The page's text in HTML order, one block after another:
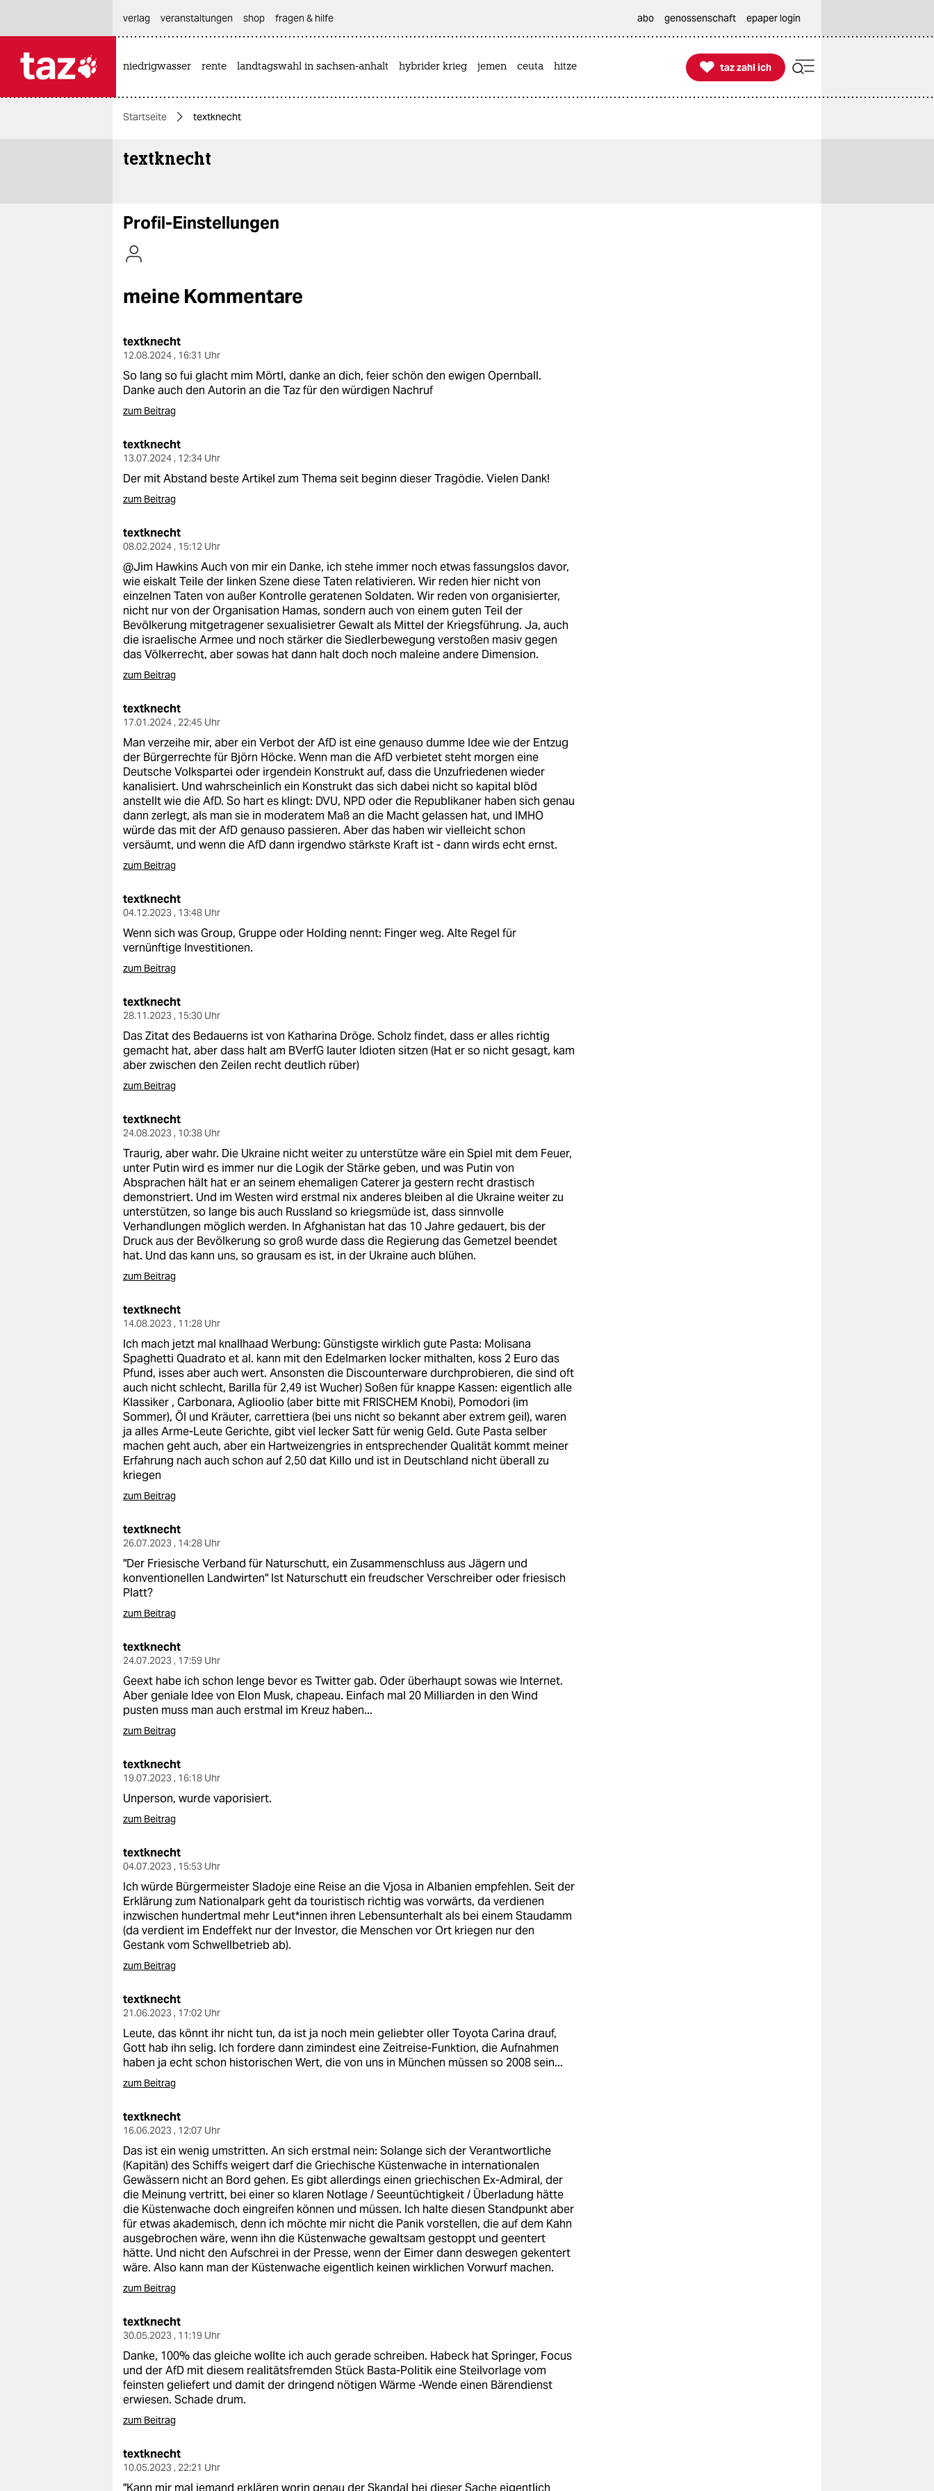
themen
politik
gesellschaft
kultur
nord
wahrheit
verlag
veranstaltungen
unterstützen
abo
genossenschaft
epaper login
verlag
veranstaltungen shop fragen & hilfe abo genossenschaft epaper login
niedrigwasser rente landtagswahl in sachsen-anhalt hybrider krieg jemen ceuta hitze 
taz zahl ich
taz zahl ich
Startseite textknecht
textknecht
Profil-Einstellungen
meine Kommentare
textknecht
12.08.2024 , 16:31 Uhr
So lang so fui glacht mim Mörtl, danke an dich, feier schön den ewigen Opernball.
Danke auch den Autorin an die Taz für den würdigen Nachruf
zum Beitrag
textknecht
13.07.2024 , 12:34 Uhr
Der mit Abstand beste Artikel zum Thema seit beginn dieser Tragödie. Vielen Dank!
zum Beitrag
textknecht
08.02.2024 , 15:12 Uhr
@Jim Hawkins Auch von mir ein Danke, ich stehe immer noch etwas fassungslos davor,
wie eiskalt Teile der linken Szene diese Taten relativieren. Wir reden hier nicht von
einzelnen Taten von außer Kontrolle geratenen Soldaten. Wir reden von organisierter,
nicht nur von der Organisation Hamas, sondern auch von einem guten Teil der
Bevölkerung mitgetragener sexualisietrer Gewalt als Mittel der Kriegsführung. Ja, auch
die israelische Armee und noch stärker die Siedlerbewegung verstoßen masiv gegen
das Völkerrecht, aber sowas hat dann halt doch noch maleine andere Dimension.
zum Beitrag
textknecht
17.01.2024 , 22:45 Uhr
Man verzeihe mir, aber ein Verbot der AfD ist eine genauso dumme Idee wie der Entzug
der Bürgerrechte für Björn Höcke. Wenn man die AfD verbietet steht morgen eine
Deutsche Volkspartei oder irgendein Konstrukt auf, dass die Unzufriedenen wieder
kanalisiert. Und wahrscheinlich ein Konstrukt das sich dabei nicht so kapital blöd
anstellt wie die AfD. So hart es klingt: DVU, NPD oder die Republikaner haben sich genau
dann zerlegt, als man sie in moderatem Maß an die Macht gelassen hat, und IMHO
würde das mit der AfD genauso passieren. Aber das haben wir vielleicht schon
versäumt, und wenn die AfD dann irgendwo stärkste Kraft ist - dann wirds echt ernst.
zum Beitrag
textknecht
04.12.2023 , 13:48 Uhr
Wenn sich was Group, Gruppe oder Holding nennt: Finger weg. Alte Regel für
vernünftige Investitionen.
zum Beitrag
textknecht
28.11.2023 , 15:30 Uhr
Das Zitat des Bedauerns ist von Katharina Dröge. Scholz findet, dass er alles richtig
gemacht hat, aber dass halt am BVerfG lauter Idioten sitzen (Hat er so nicht gesagt, kam
aber zwischen den Zeilen recht deutlich rüber)
zum Beitrag
textknecht
24.08.2023 , 10:38 Uhr
Traurig, aber wahr. Die Ukraine nicht weiter zu unterstütze wäre ein Spiel mit dem Feuer,
unter Putin wird es immer nur die Logik der Stärke geben, und was Putin von
Absprachen hält hat er an seinem ehemaligen Caterer ja gestern recht drastisch
demonstriert. Und im Westen wird erstmal nix anderes bleiben al die Ukraine weiter zu
unterstützen, so lange bis auch Russland so kriegsmüde ist, dass sinnvolle
Verhandlungen möglich werden. In Afghanistan hat das 10 Jahre gedauert, bis der
Druck aus der Bevölkerung so groß wurde dass die Regierung das Gemetzel beendet
hat. Und das kann uns, so grausam es ist, in der Ukraine auch blühen.
zum Beitrag
textknecht
14.08.2023 , 11:28 Uhr
Ich mach jetzt mal knallhaad Werbung: Günstigste wirklich gute Pasta: Molisana
Spaghetti Quadrato et al. kann mit den Edelmarken locker mithalten, koss 2 Euro das
Pfund, isses aber auch wert. Ansonsten die Discounterware durchprobieren, die sind oft
auch nicht schlecht, Barilla für 2,49 ist Wucher) Soßen für knappe Kassen: eigentlich alle
Klassiker , Carbonara, Aglioolio (aber bitte mit FRISCHEM Knobi), Pomodori (im
Sommer), Öl und Kräuter, carrettiera (bei uns nicht so bekannt aber extrem geil), waren
ja alles Arme-Leute Gerichte, gibt viel lecker Satt für wenig Geld. Gute Pasta selber
machen geht auch, aber ein Hartweizengries in entsprechender Qualität kommt meiner
Erfahrung nach auch schon auf 2,50 dat Killo und ist in Deutschland nicht überall zu
kriegen
zum Beitrag
textknecht
26.07.2023 , 14:28 Uhr
"Der Friesische Verband für Naturschutt, ein Zusammenschluss aus Jägern und
konventionellen Landwirten" Ist Naturschutt ein freudscher Verschreiber oder friesisch
Platt?
zum Beitrag
textknecht
24.07.2023 , 17:59 Uhr
Geext habe ich schon lenge bevor es Twitter gab. Oder überhaupt sowas wie Internet.
Aber geniale Idee von Elon Musk, chapeau. Einfach mal 20 Milliarden in den Wind
pusten muss man auch erstmal im Kreuz haben...
zum Beitrag
textknecht
19.07.2023 , 16:18 Uhr
Unperson, wurde vaporisiert.
zum Beitrag
textknecht
04.07.2023 , 15:53 Uhr
Ich würde Bürgermeister Sladoje eine Reise an die Vjosa in Albanien empfehlen. Seit der
Erklärung zum Nationalpark geht da touristisch richtig was vorwärts, da verdienen
inzwischen hundertmal mehr Leut*innen ihren Lebensunterhalt als bei einem Staudamm
(da verdient im Endeffekt nur der Investor, die Menschen vor Ort kriegen nur den
Gestank vom Schwellbetrieb ab).
zum Beitrag
textknecht
21.06.2023 , 17:02 Uhr
Leute, das könnt ihr nicht tun, da ist ja noch mein geliebter oller Toyota Carina drauf,
Gott hab ihn selig. Ich fordere dann zimindest eine Zeitreise-Funktion, die Aufnahmen
haben ja echt schon historischen Wert, die von uns in München müssen so 2008 sein...
zum Beitrag
textknecht
16.06.2023 , 12:07 Uhr
Das ist ein wenig umstritten. An sich erstmal nein: Solange sich der Verantwortliche
(Kapitän) des Schiffs weigert darf die Griechische Küstenwache in internationalen
Gewässern nicht an Bord gehen. Es gibt allerdings einen griechischen Ex-Admiral, der
die Meinung vertritt, bei einer so klaren Notlage / Seeuntüchtigkeit / Überladung hätte
die Küstenwache doch eingreifen können und müssen. Ich halte diesen Standpunkt aber
für etwas akademisch, denn ich möchte mir nicht die Panik vorstellen, die auf dem Kahn
ausgebrochen wäre, wenn ihn die Küstenwache gewaltsam gestoppt und geentert
hätte. Und nicht den Aufschrei in der Presse, wenn der Eimer dann deswegen gekentert
wäre. Also kann man der Küstenwache eigentlich keinen wirklichen Vorwurf machen.
zum Beitrag
textknecht
30.05.2023 , 11:19 Uhr
Danke, 100% das gleiche wollte ich auch gerade schreiben. Habeck hat Springer, Focus
und der AfD mit diesem realitätsfremden Stück Basta-Politik eine Steilvorlage vom
feinsten geliefert und damit der dringend nötigen Wärme -Wende einen Bärendienst
erwiesen. Schade drum.
zum Beitrag
textknecht
10.05.2023 , 22:21 Uhr
"Kann mir mal jemand erklären worin genau der Skandal bei dieser Sache eigentlich